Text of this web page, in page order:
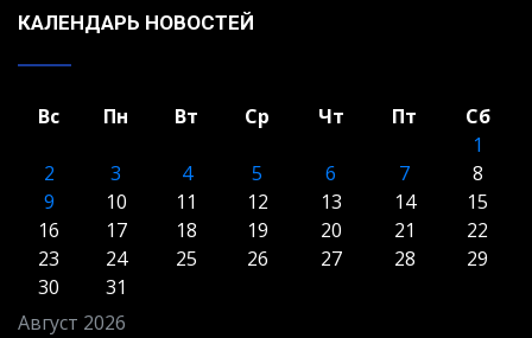
КАЛЕНДАРЬ НОВОСТЕЙ
Август 2026
Вс Пн Вт Ср Чт Пт
Сб
1
2
3 4 5 6 7
8
9
10 11 12 13 14
15
16
17 18 19 20 21
22
23
24 25 26 27 28
29
30
31